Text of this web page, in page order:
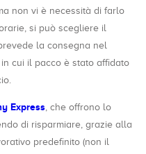
non vi è necessità di farlo
si può scegliere il
la consegna nel
cui il pacco è stato affidato
Express, che offrono lo
di risparmiare, grazie alla
predefinito (non il